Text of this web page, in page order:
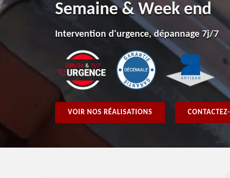
Semaine & Week end
Intervention d'urgence, dépannage 7j/7
VOIR NOS RÉALISATIONS